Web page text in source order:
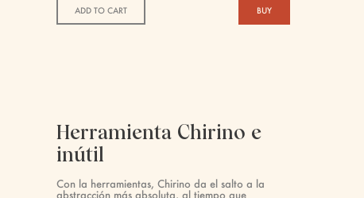
ADD TO CART BUY
Herramienta Chirino e
inútil
Con la herramientas, Chirino da el salto a la
abstracción más absoluta, al tiempo que